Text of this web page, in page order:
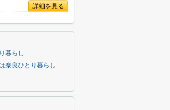
詳細を見る
暮らし
奈良ひとり暮らし